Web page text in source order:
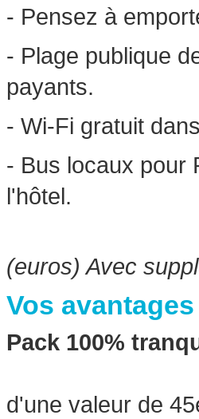
- Pensez à
- Plage publique
payants.
- Wi-Fi gratuit
- Bus locaux pour
l'hôtel.
(euros) Avec
Vos avantages
Pack 100%
d'une valeur de